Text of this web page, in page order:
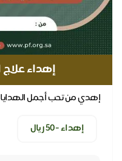
إهداء علاج
إهدي من تحب أجمل الهدايا
إهداء -٥٠ ريال